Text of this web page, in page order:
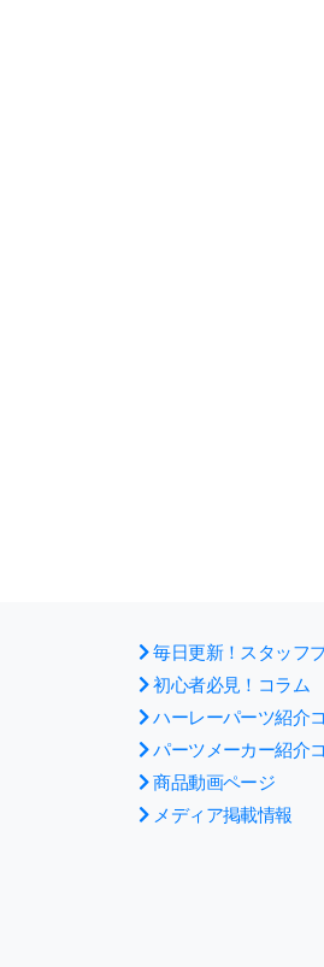
毎日更新！スタッフ
初心者必見！コラム
ハーレーパーツ紹介
パーツメーカー紹介
商品動画ページ
メディア掲載情報